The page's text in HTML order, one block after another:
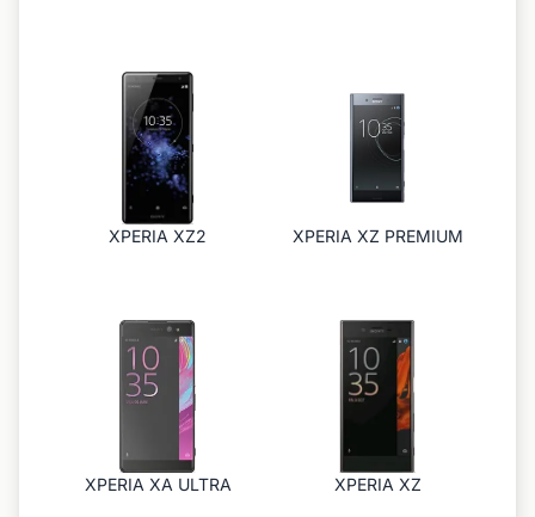
XPERIA XZ2 XPERIA XZ PREMIUM
XPERIA XA ULTRA XPERIA XZ